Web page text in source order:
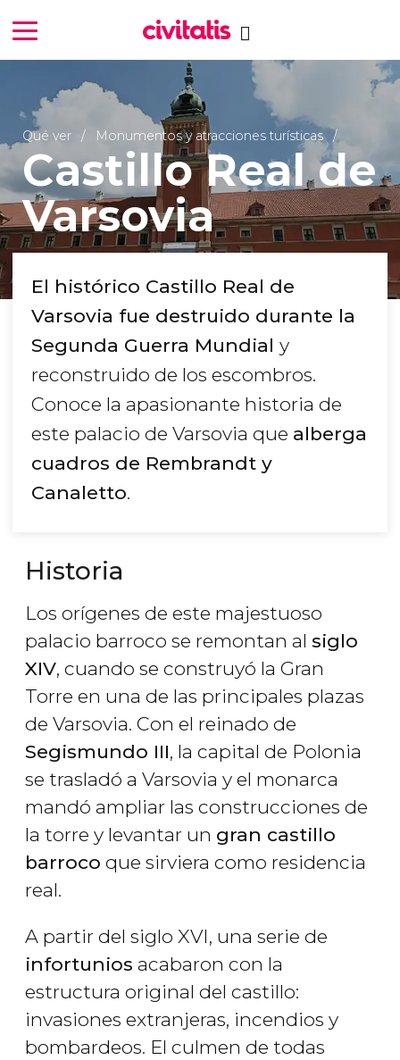
Qué ver Monumentos y atracciones turísticas
Castillo Real de
Varsovia
El histórico Castillo Real de
Varsovia fue destruido durante la
Segunda Guerra Mundial y
reconstruido de los escombros.
Conoce la apasionante historia de
este palacio de Varsovia que alberga
cuadros de Rembrandt y
Canaletto.
Historia
Los orígenes de este majestuoso
palacio barroco se remontan al siglo
XIV, cuando se construyó la Gran
Torre en una de las principales plazas
de Varsovia. Con el reinado de
Segismundo III, la capital de Polonia
se trasladó a Varsovia y el monarca
mandó ampliar las construcciones de
la torre y levantar un gran castillo
barroco que sirviera como residencia
real.
A partir del siglo XVI, una serie de
infortunios acabaron con la
estructura original del castillo:
invasiones extranjeras, incendios y
bombardeos. El culmen de todas